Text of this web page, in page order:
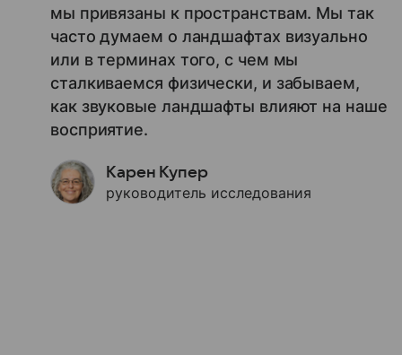
мы привязаны к пространствам. Мы так
часто думаем о ландшафтах визуально
или в терминах того, с чем мы
сталкиваемся физически, и забываем,
как звуковые ландшафты влияют на наше
восприятие.
Карен Купер
руководитель исследования